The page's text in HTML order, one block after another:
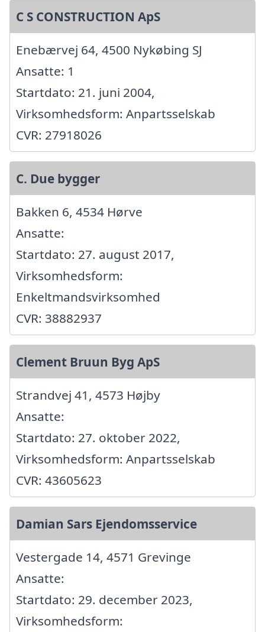
C S CONSTRUCTION ApS
Enebærvej 64, 4500 Nykøbing SJ
Ansatte: 1
Startdato: 21. juni 2004,
Virksomhedsform: Anpartsselskab
CVR: 27918026
C. Due bygger
Bakken 6, 4534 Hørve
Ansatte:
Startdato: 27. august 2017,
Virksomhedsform:
Enkeltmandsvirksomhed
CVR: 38882937
Clement Bruun Byg ApS
Strandvej 41, 4573 Højby
Ansatte:
Startdato: 27. oktober 2022,
Virksomhedsform: Anpartsselskab
CVR: 43605623
Damian Sars Ejendomsservice
Vestergade 14, 4571 Grevinge
Ansatte:
Startdato: 29. december 2023,
Virksomhedsform: